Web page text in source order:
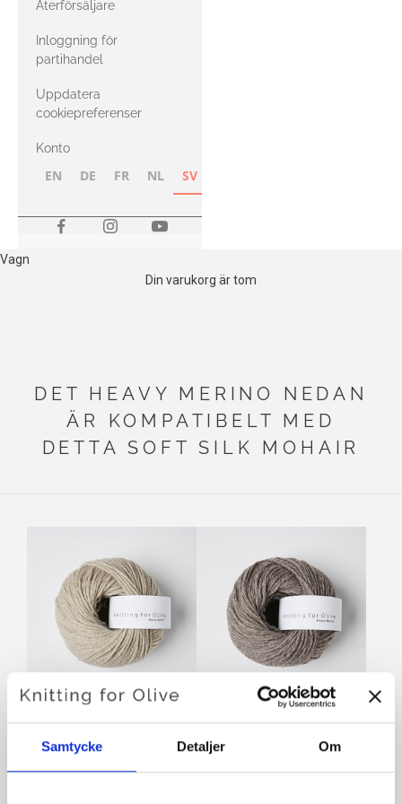
Samtycke Detaljer Om
med Heavy
Merino
Återförsäljare
Inloggning för
partihandel
Uppdatera
cookiepreferenser
Konto
EN DE FR NL SV
Vagn
Din varukorg är tom
DET HEAVY MERINO NEDAN
ÄR KOMPATIBELT MED
DETTA SOFT SILK MOHAIR
HEAVY MERINO OATMEAL
SALE PRICE
€8,30
SALE PRICE
€8,30